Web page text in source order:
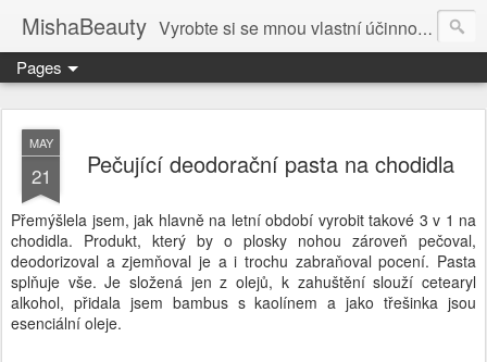
MishaBeauty Vyrobte si se mnou vlastní účinnou kosmetiku. Návody pre výrobu vlastnej kozmetiky.
Pages
MAY
21 Pečující deodorační pasta na chodidla
Přemýšlela jsem, jak hlavně na letní období vyrobit takové 3 v 1 na
chodidla. Produkt, který by o plosky nohou zároveň pečoval,
deodorizoval a zjemňoval je a i trochu zabraňoval pocení. Pasta
splňuje vše. Je složená jen z olejů, k zahuštění slouží cetearyl
alkohol, přidala jsem bambus s kaolínem a jako třešinka jsou
esenciální oleje.